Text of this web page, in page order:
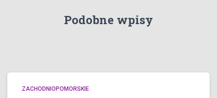
Podobne wpisy
ZACHODNIOPOMORSKIE